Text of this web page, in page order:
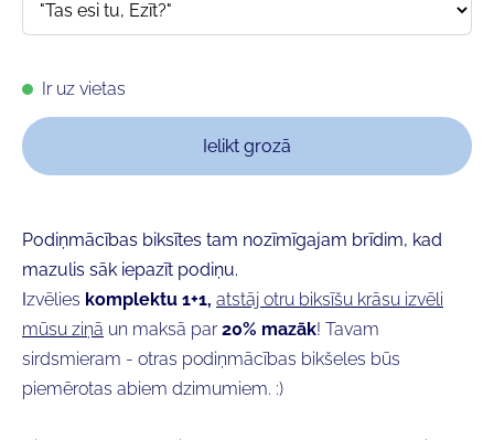
Ir uz vietas
Ielikt grozā
Podiņmācības biksītes tam nozīmīgajam brīdim, kad
mazulis sāk iepazīt podiņu.
Izvēlies komplektu 1+1, atstāj otru biksīšu krāsu izvēli
mūsu ziņā un maksā par20% mazāk! Tavam
sirdsmieram - otras podiņmācības bikšeles būs
piemērotas abiem dzimumiem. :)